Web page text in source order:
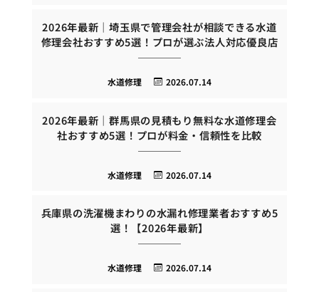
2026年最新｜埼玉県で管理会社が相談できる水道
修理会社おすすめ5選！プロが選ぶ法人対応優良店
2026.07.14
水道修理
2026年最新｜群馬県の見積もり無料な水道修理会
社おすすめ5選！プロが料金・信頼性を比較
2026.07.14
水道修理
兵庫県の洗濯機まわりの水漏れ修理業者おすすめ5
選！【2026年最新】
2026.07.14
水道修理